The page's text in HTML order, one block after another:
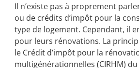
Il n’existe pas à proprement
ou de crédits d’impôt pour la
type de logement. Cependant, il
pour leurs rénovations. La
le Crédit d’impôt pour la
multigénérationnelles (CIRHM)